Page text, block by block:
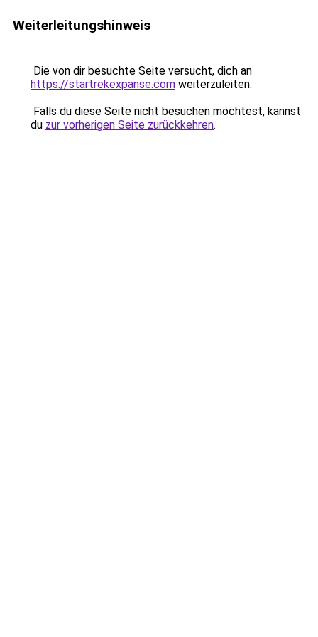
Weiterleitungshinweis
Die von dir besuchte Seite versucht, dich an
https://startrekexpanse.com weiterzuleiten.
Falls du diese Seite nicht besuchen möchtest, kannst
du zur vorherigen Seite zurückkehren.